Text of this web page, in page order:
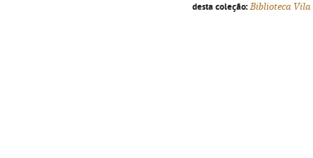
desta coleção: Biblioteca Vila